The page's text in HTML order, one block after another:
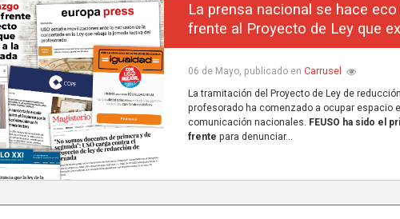
La prensa nacional se hace
frente al Proyecto de Ley que
06 de Mayo, publicado en Carrusel
La tramitación del Proyecto de Ley de
profesorado ha comenzado a ocupar espacio
comunicación nacionales. FEUSO ha sido el
frente para denunciar...